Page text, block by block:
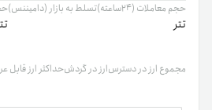
حجم معاملات (۲۴ساعته)
تتر
تسلط به بازار (دامیننس)
مجموع ارز در دسترسارز در گردشحداکثر ارز قابل